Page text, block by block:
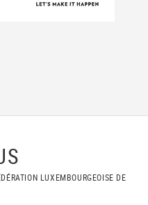
LUXEMBOURGEOISE DE